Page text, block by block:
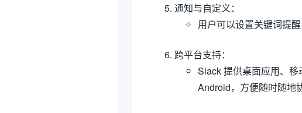
通知与自定义：
用户可以设置关键词提
跨平台支持：
Slack 提供桌面应用、
Android，方便随时随地